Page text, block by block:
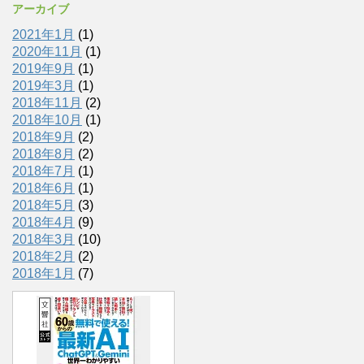
アーカイブ
2021年1月 (1)
2020年11月 (1)
2019年9月 (1)
2019年3月 (1)
2018年11月 (2)
2018年10月 (1)
2018年9月 (2)
2018年8月 (2)
2018年7月 (1)
2018年6月 (1)
2018年5月 (3)
2018年4月 (9)
2018年3月 (10)
2018年2月 (2)
2018年1月 (7)